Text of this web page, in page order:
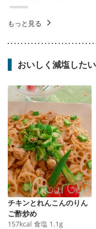
もっと見る
おいしく減塩したい
チキンとれんこんのりん
ご酢炒め
157kcal 食塩 1.1 g